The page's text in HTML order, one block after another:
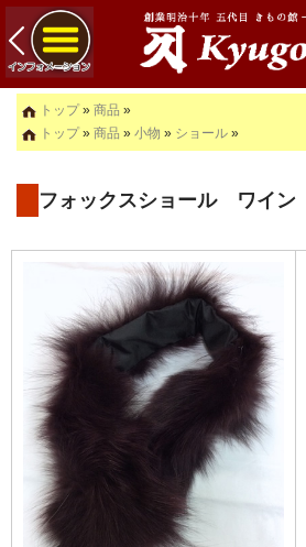
トップ» 商品 »
トップ» 商品 » 小物 » ショール »
フォックスショール ワイン